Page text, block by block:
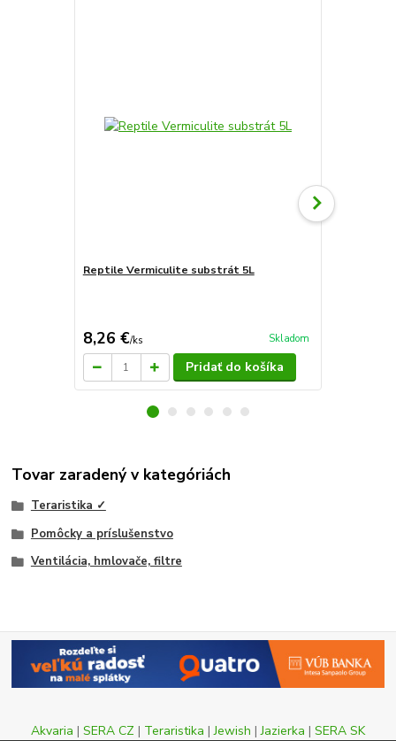
Reptile Vermiculite substrát 5L
8,26 €/ks Skladom
Pridať do košíka
Tovar zaradený v kategóriách
Teraristika ✓
Pomôcky a príslušenstvo
Ventilácia, hmlovače, filtre
Akvaria | SERA CZ | Teraristika |Jewish |Jazierka | SERA SK